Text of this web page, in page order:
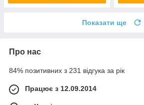
Показати ще
Про нас
84% позитивних з 231 відгука за рік
Працює з 12.09.2014